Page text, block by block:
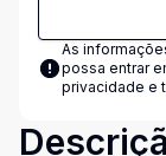
As
possa entrar
privacidade e